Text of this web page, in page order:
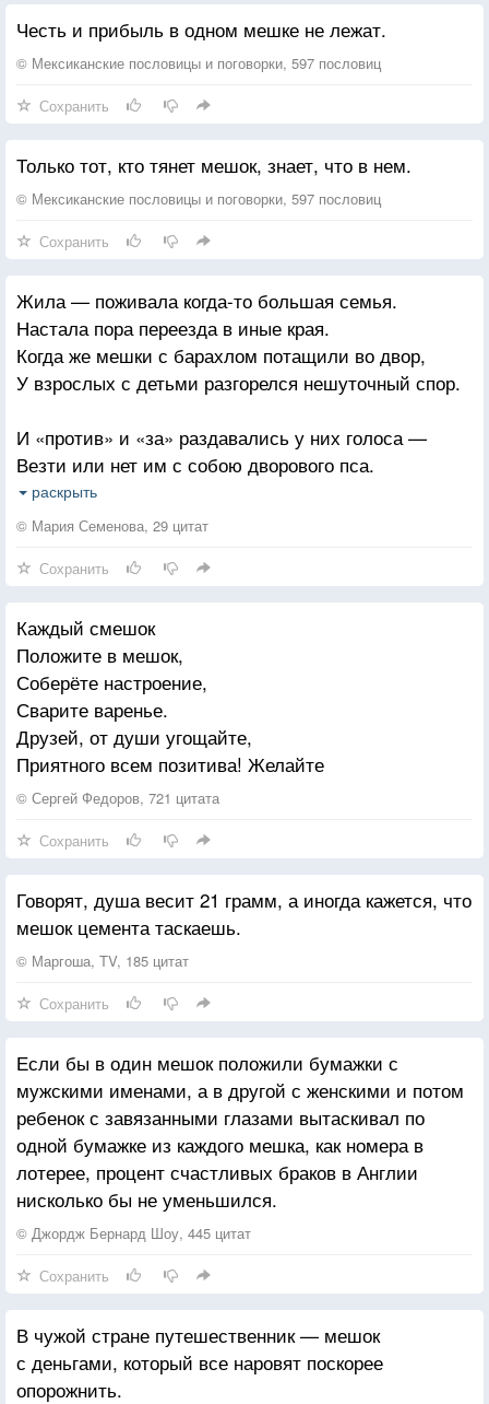
Честь и прибыль в одном мешке не лежат.
© Мексиканские пословицы и поговорки, 597 пословиц
Сохранить
Только тот, кто тянет мешок, знает, что в нем.
© Мексиканские пословицы и поговорки, 597 пословиц
Сохранить
Жила — поживала когда-то большая семья.
Настала пора переезда в иные края.
Когда же мешки с барахлом потащили во двор,
У взрослых с детьми разгорелся нешуточный спор.
И «против» и «за» раздавались у них голоса —
Везти или нет им с собою дворового пса.
А тот, чьих зубов опасался бессовестный вор,
Лежал и внимательно слушал людской разговор.
"Я стал им не нужен
Зачем притворяться живым?»
И больше не поднял с натруженных лап головы.
Спустя поколение снова настал переезд
На поиски более щедрых и солнечных мест.
И бывшие дети решали
Над грудой мешков —
Везти или нет им с собою своих стариков.
раскрыть
© Мария Семенова, 29 цитат
Сохранить
Каждый смешок
Положите в мешок,
Соберёте настроение,
Сварите варенье.
Друзей, от души угощайте,
Приятного всем позитива! Желайте
© Сергей Федоров, 721 цитата
Сохранить
Говорят, душа весит 21 грамм, а иногда кажется, что
мешок цемента таскаешь.
© Маргоша, TV, 185 цитат
Сохранить
Если бы в один мешок положили бумажки с
мужскими именами, а в другой с женскими и потом
ребенок с завязанными глазами вытаскивал по
одной бумажке из каждого мешка, как номера в
лотерее, процент счастливых браков в Англии
нисколько бы не уменьшился.
© Джордж Бернард Шоу, 445 цитат
Сохранить
В чужой стране путешественник — мешок
с деньгами, который все наровят поскорее
опорожнить.